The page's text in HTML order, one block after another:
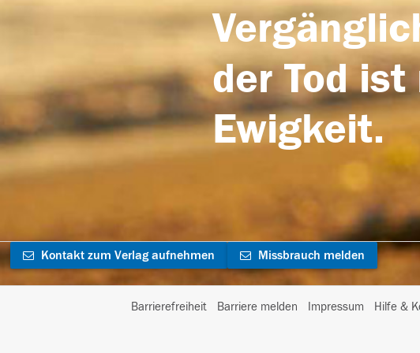
der Tod
Ewigkeit.
Kontakt zum Verlag aufnehmen Missbrauch melden
Barrierefreiheit Barriere melden Impressum Hilfe &